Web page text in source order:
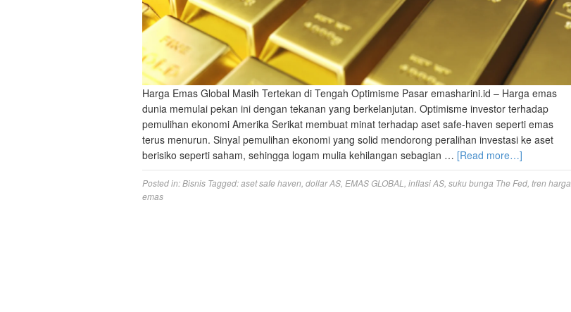
Harga Emas Global Masih Tertekan di Tengah Optimisme Pasar emasharini.id – Harga emas
dunia memulai pekan ini dengan tekanan yang berkelanjutan. Optimisme investor terhadap
pemulihan ekonomi Amerika Serikat membuat minat terhadap aset safe-haven seperti emas
terus menurun. Sinyal pemulihan ekonomi yang solid mendorong peralihan investasi ke aset
berisiko seperti saham, sehingga logam mulia kehilangan sebagian … [Read more…]
Posted in:Bisnis Tagged:aset safe haven dollar AS EMAS GLOBAL inflasi AS suku bunga The Fed tren harga
emas